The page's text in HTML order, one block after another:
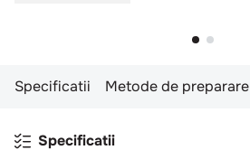
Specificatii Metode de preparare
Specificatii